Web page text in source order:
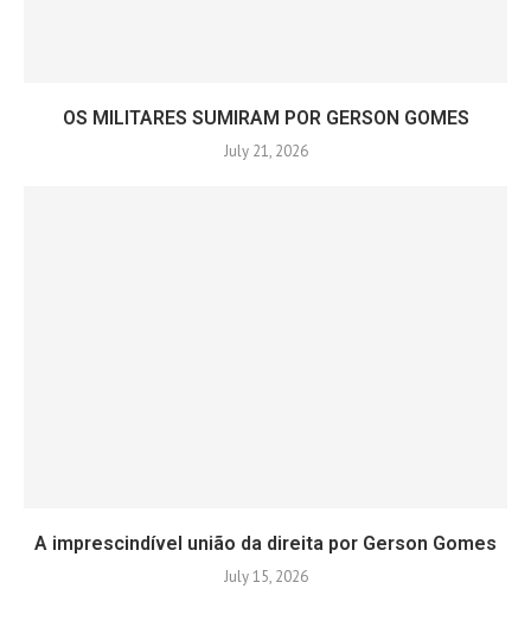
OS MILITARES SUMIRAM POR GERSON GOMES
July 21, 2026
A imprescindível união da direita por Gerson Gomes
July 15, 2026